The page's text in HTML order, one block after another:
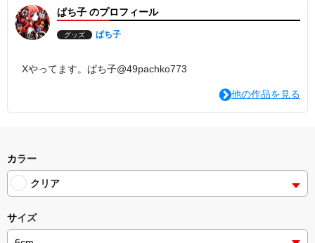
ぱち子 のプロフィール
グッズ ぱち子
Xやってます。ぱち子@49pachko773
他の作品を見る
カラー
クリア
サイズ